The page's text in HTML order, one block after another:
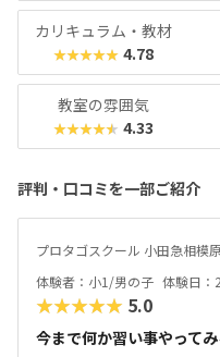
カリキュラム・教材
★★★★★ 4.78
教室の雰囲気
★★★★★ 4.33
評判・口コミを一部ご紹介
プロタゴスクール 小田急相模
体験者：小1/男の子 体験日：
★★★★★ 5.0
今まで何か習い事やって